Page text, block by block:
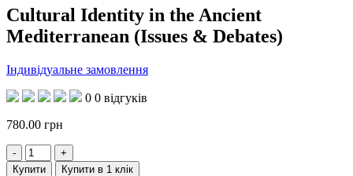
Cultural Identity in the Ancient
Mediterranean (Issues & Debates)
Індивідуальне замовлення
0 0 відгуків
780.00 грн
Купити Купити в 1 клік